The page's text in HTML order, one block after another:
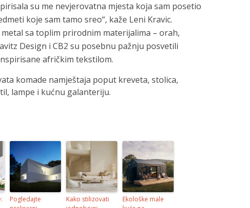
su me nevjerovatna mjesta koja sam posetio
koje sam tamo sreo“, kaže Leni Kravic.
sa toplim prirodnim materijalima – orah,
Design i CB2 su posebnu pažnju posvetili
afričkim tekstilom.
komade namještaja poput kreveta, stolica,
lampe i kućnu galanteriju.
Pogledajte
Kako stilizovati
Ekološke male